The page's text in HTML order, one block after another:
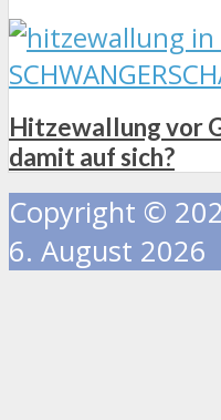
Hitzewallung vor
damit auf sich?
Copyright ©
6. August 2026